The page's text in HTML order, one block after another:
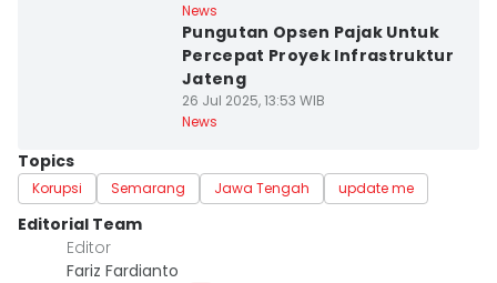
News
Pungutan Opsen Pajak Untuk
Percepat Proyek Infrastruktur
Jateng
26 Jul 2025, 13:53 WIB
News
Topics
Korupsi Semarang Jawa Tengah update me
Editorial Team
Editor
Fariz Fardianto